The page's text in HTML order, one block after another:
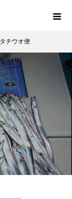
チウオ便